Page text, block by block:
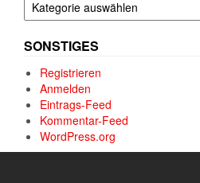
SONSTIGES
Registrieren
Anmelden
Eintrags-Feed
Kommentar-Feed
WordPress.org